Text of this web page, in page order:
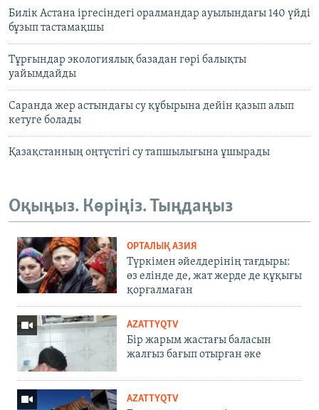
Билік Астана іргесіндегі оралмандар ауылындағы 140 үйді
бұзып тастамақшы
Тұрғындар экологиялық базадан гөрі балықты
уайымдайды
Саранда жер астындағы су құбырына дейін қазып алып
кетуге болады
Қазақстанның оңтүстігі су тапшылығына ұшырады
Оқыңыз. Көріңіз. Тыңдаңыз
ОРТАЛЫҚ АЗИЯ
Түркімен әйелдерінің тағдыры:
өз елінде де, жат жерде де құқығы
қорғалмаған
AZATTYQTV
Бір жарым жастағы баласын
жалғыз бағып отырған әке
AZATTYQTV